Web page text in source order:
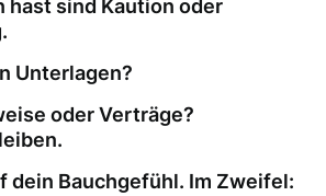
hast sind Kaution oder
Unterlagen?
oder Verträge?
dein Bauchgefühl. Im Zweifel: